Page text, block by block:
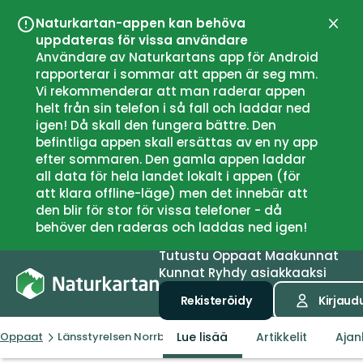
Naturkartan-appen kan behöva
uppdateras för vissa användare
Användare av Naturkartans app för Android
rapporterar i sommar att appen är seg mm.
Vi rekommenderar att man raderar appen
helt från sin telefon i så fall och laddar ned
igen! Då skall den fungera bättre. Den
befintliga appen skall ersättas av en ny app
efter sommaren. Den gamla appen laddar
all data för hela landet lokalt i appen (för
att klara offline-läge) men det innebär att
den blir för stor för vissa telefoner - då
behöver den raderas och laddas ned igen!
Sulje
TutustuOppaatMaakunnat
Kunnat Ryhdy asiakkaaksi
Rekisteröidy
Oppaat Länsstyrelsen Norrbottens län
Lue lisää Artikkelit